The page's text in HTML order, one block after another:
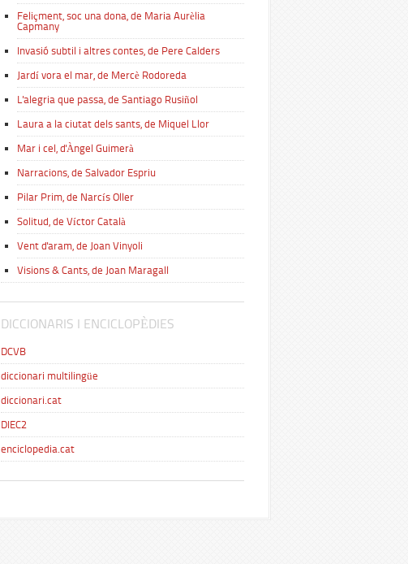
Feliçment, soc una dona, de Maria Aurèlia
Capmany
Invasió subtil i altres contes, de Pere Calders
Jardí vora el mar, de Mercè Rodoreda
L'alegria que passa, de Santiago Rusiñol
Laura a la ciutat dels sants, de Miquel Llor
Mar i cel, d'Àngel Guimerà
Narracions, de Salvador Espriu
Pilar Prim, de Narcís Oller
Solitud, de Víctor Català
Vent d'aram, de Joan Vinyoli
Visions & Cants, de Joan Maragall
DICCIONARIS I ENCICLOPÈDIES
DCVB
diccionari multilingüe
diccionari.cat
DIEC2
enciclopedia.cat